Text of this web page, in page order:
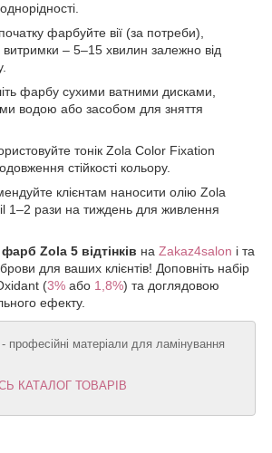
фарбуйте вії (за потреби),
– 5–15 хвилин залежно від
фарбу сухими ватними дисками,
водою або засобом для зняття
тонік Zola Color Fixation
стійкості кольору.
клієнтам наносити олію Zola
1–2 рази на тиждень для живлення
Zola 5 відтінків на Zakaz4salon і та
для ваших клієнтів! Доповніть набір
(3% або 1,8%) та доглядовою
ефекту.
- професійні матеріали для ламінування
КАТАЛОГ ТОВАРІВ